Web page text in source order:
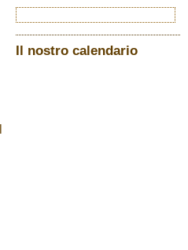
Il nostro calendario